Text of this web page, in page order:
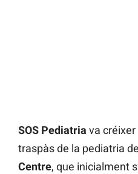
SOS Pediatria va
traspàs de la pediatria
Centre, que inicialment